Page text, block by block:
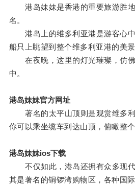
港岛妹妹是香港的重要旅游胜地
名。
港岛上的维多利亚港是游客心中
船只上眺望到整个维多利亚港的美景
在夜晚，这里的灯光璀璨，仿佛
中。
港岛妹妹官方网址
著名的太平山顶则是观赏维多利
你可以乘坐缆车到达山顶，俯瞰整
港岛妹妹ios下载
不仅如此，港岛还拥有众多现代
其是著名的铜锣湾购物区，各种国